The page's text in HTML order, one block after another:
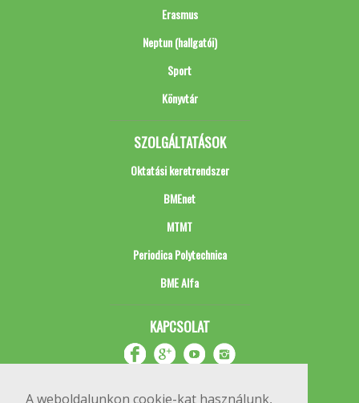
A weboldalunkon cookie-kat használunk,
Erasmus
Neptun (hallgatói)
Sport
Könyvtár
SZOLGÁLTATÁSOK
Oktatási keretrendszer
BMEnet
MTMT
Periodica Polytechnica
BME Alfa
KAPCSOLAT